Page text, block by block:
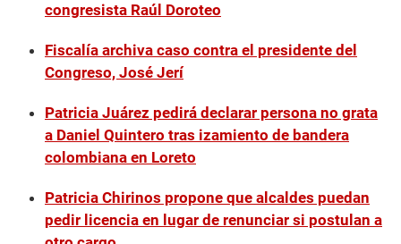
congresista Raúl Doroteo
Fiscalía archiva caso contra el presidente del
Congreso, José Jerí
Patricia Juárez pedirá declarar persona no grata
a Daniel Quintero tras izamiento de bandera
colombiana en Loreto
Patricia Chirinos propone que alcaldes puedan
pedir licencia en lugar de renunciar si postulan a